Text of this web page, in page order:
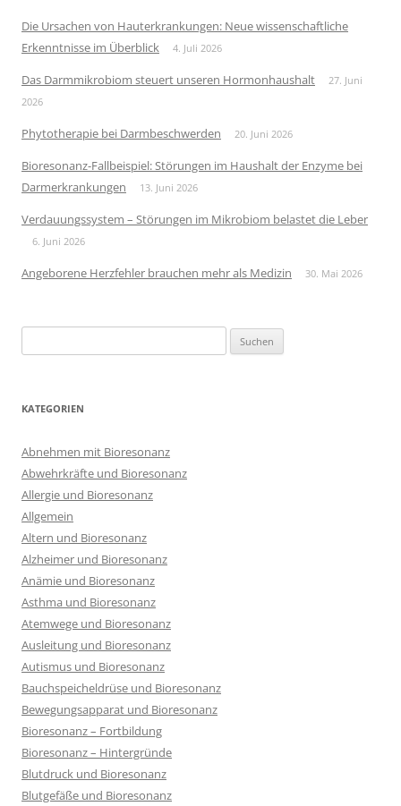
Die Ursachen von Hauterkrankungen: Neue wissenschaftliche
Erkenntnisse im Überblick
4. Juli 2026
Das Darmmikrobiom steuert unseren Hormonhaushalt
27. Juni
2026
Phytotherapie bei Darmbeschwerden 20. Juni 2026
Bioresonanz-Fallbeispiel: Störungen im Haushalt der Enzyme bei
Darmerkrankungen
13. Juni 2026
Verdauungssystem – Störungen im Mikrobiom belastet die Leber
6. Juni 2026
Angeborene Herzfehler brauchen mehr als Medizin 30. Mai 2026
nach:
KATEGORIEN
Abnehmen mit Bioresonanz
Abwehrkräfte und Bioresonanz
Allergie und Bioresonanz
Allgemein
Altern und Bioresonanz
Alzheimer und Bioresonanz
Anämie und Bioresonanz
Asthma und Bioresonanz
Atemwege und Bioresonanz
Ausleitung und Bioresonanz
Autismus und Bioresonanz
Bauchspeicheldrüse und Bioresonanz
Bewegungsapparat und Bioresonanz
Bioresonanz – Fortbildung
Bioresonanz – Hintergründe
Blutdruck und Bioresonanz
Blutgefäße und Bioresonanz